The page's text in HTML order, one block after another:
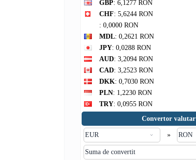
GBP: 6,1277 RON
CHF: 5,6244 RON
: 0,0000 RON
MDL: 0,2621 RON
JPY: 0,0288 RON
AUD: 3,2094 RON
CAD: 3,2523 RON
DKK: 0,7030 RON
PLN: 1,2230 RON
TRY: 0,0955 RON
Convertor valutar
»